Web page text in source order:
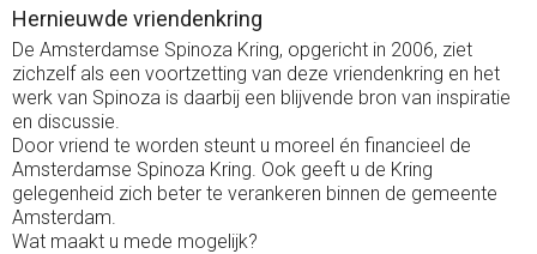
Hernieuwde vriendenkring
De Amsterdamse Spinoza Kring, opgericht in 2006, ziet
zichzelf als een voortzetting van deze vriendenkring en het
werk van Spinoza is daarbij een blijvende bron van inspiratie
en discussie.
Door vriend te worden steunt u moreel én financieel de
Amsterdamse Spinoza Kring. Ook geeft u de Kring
gelegenheid zich beter te verankeren binnen de gemeente
Amsterdam.
Wat maakt u mede mogelijk?